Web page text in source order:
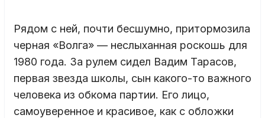
Рядом с ней, почти бесшумно, притормозила
черная «Волга» — неслыханная роскошь для
1980 года. За рулем сидел Вадим Тарасов,
первая звезда школы, сын какого-то важного
человека из обкома партии. Его лицо,
самоуверенное и красивое, как с обложки